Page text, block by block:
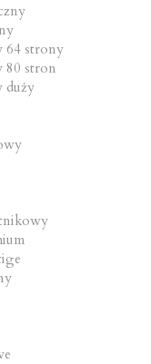
64 strony
80 stron
duży